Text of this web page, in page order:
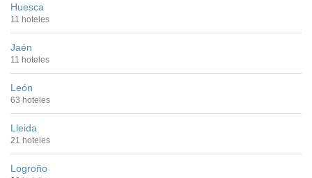
Huesca
11 hoteles
Jaén
11 hoteles
León
63 hoteles
Lleida
21 hoteles
Logroño